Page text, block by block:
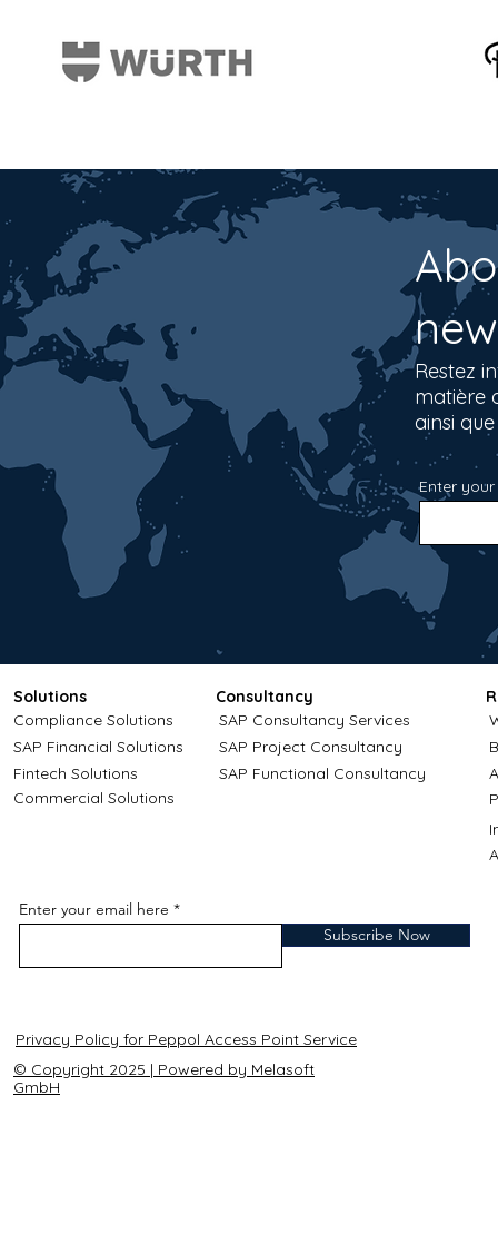
Restez
matière
ainsi
Enter
Solutions
Compliance Solutions
SAP Financial Solutions
Fintech Solutions
Consultancy
SAP Consultancy Services
SAP Project Consultancy
SAP Functional Consultancy
Commercial Solutions
Enter your email here
Subscribe Now
Privacy Policy for Peppol Access Point Service
© Copyright 2025 | Powered by Melasoft
GmbH